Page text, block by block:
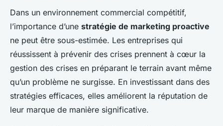
Dans un environnement commercial compétitif,
l’importance d’une stratégie de marketing proactive
ne peut être sous-estimée. Les entreprises qui
réussissent à prévenir des crises prennent à cœur la
gestion des crises en préparant le terrain avant même
qu’un problème ne surgisse. En investissant dans des
stratégies efficaces, elles améliorent la réputation de
leur marque de manière significative.